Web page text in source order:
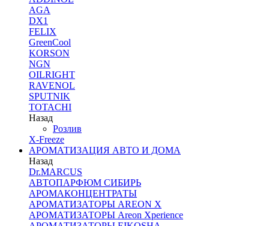
AGA
DX1
FELIX
GreenCool
KORSON
NGN
OILRIGHT
RAVENOL
SPUTNIK
TOTACHI
Назад
Розлив
X-Freeze
АРОМАТИЗАЦИЯ АВТО И ДОМА
Назад
Dr.MARCUS
АВТОПАРФЮМ СИБИРЬ
АРОМАКОНЦЕНТРАТЫ
АРОМАТИЗАТОРЫ AREON X
АРОМАТИЗАТОРЫ Areon Xperience